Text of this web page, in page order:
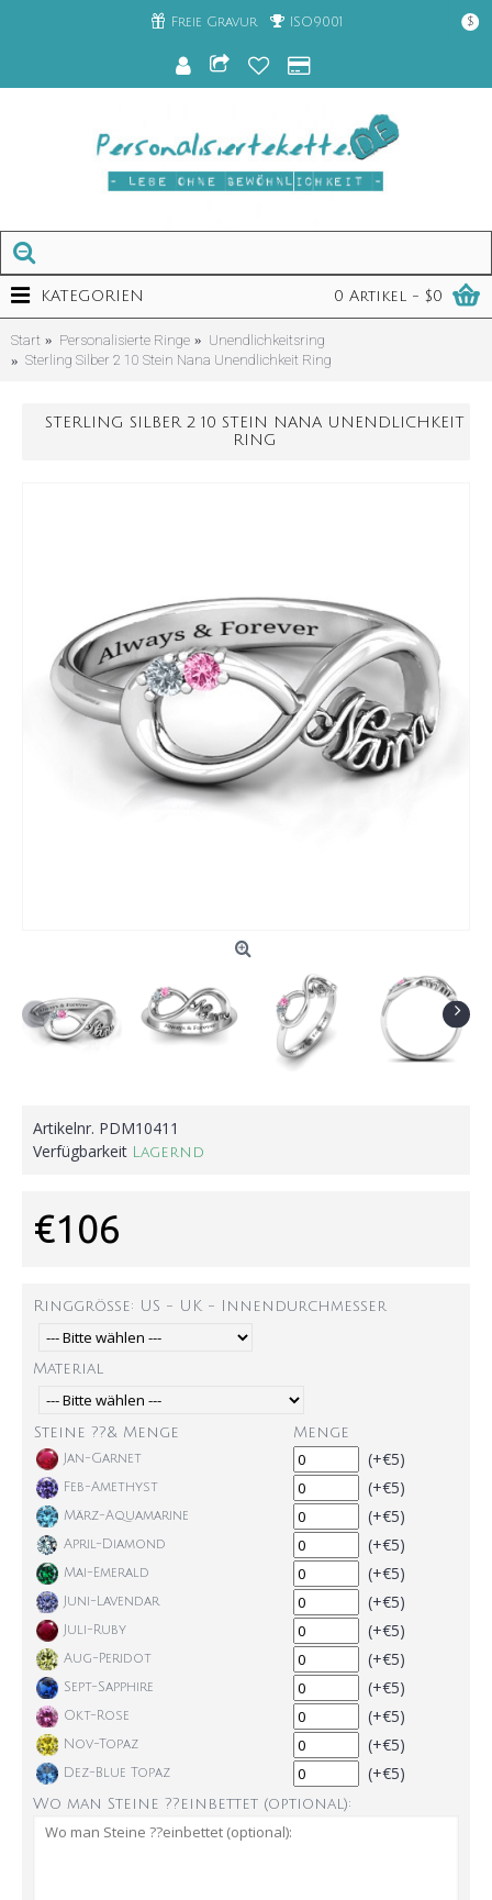
Freie Gravur ISO9001 $
0 Artikel - $0
KATEGORIEN
Start Personalisierte Ringe
Unendlichkeitsring
Sterling Silber 2 10 Stein Nana Unendlichkeit Ring
STERLING SILBER 2 10 STEIN NANA UNENDLICHKEIT
RING
Artikelnr. PDM10411
Verfügbarkeit
Lagernd
€106
Ringgröße: US - UK - Innendurchmesser
Material
Steine ??& Menge Menge
Jan-Garnet (+€5)
Feb-Amethyst (+€5)
März-Aquamarine (+€5)
April-Diamond (+€5)
Mai-Emerald (+€5)
Juni-Lavendar (+€5)
Juli-Ruby (+€5)
Aug-Peridot (+€5)
Sept-Sapphire (+€5)
Okt-Rose (+€5)
Nov-Topaz (+€5)
Dez-Blue Topaz (+€5)
Wo man Steine ??einbettet (optional):